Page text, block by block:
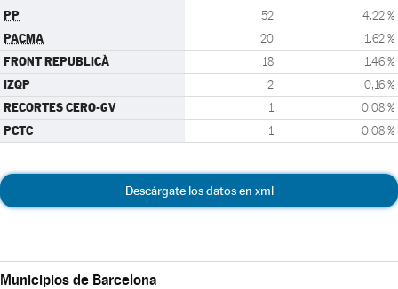
PP 52 4,22 %
PACMA 20 1,62 %
FRONT REPUBLICÀ 18 1,46 %
IZQP 2 0,16 %
RECORTES CERO-GV 1 0,08 %
PCTC 1 0,08 %
Descárgate los datos en xml
Municipios de Barcelona